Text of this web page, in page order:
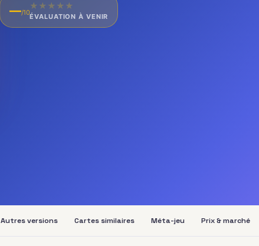
—/10
★ ★ ★ ★ ★
ÉVALUATION À VENIR
Autres versions Cartes similaires Méta-jeu Prix & marché